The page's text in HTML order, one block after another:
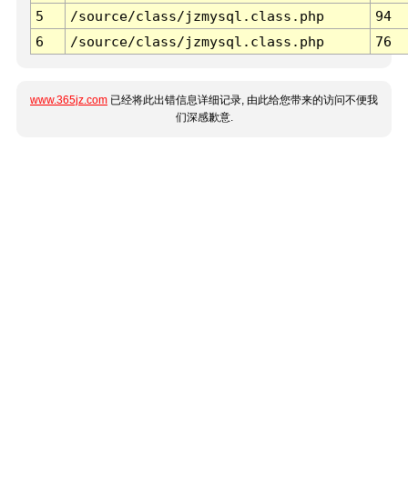
5
/source/class/jzmysql.class.php
94
6
/source/class/jzmysql.class.php 76
www.365jz.com 已经将此出错信息详细记录, 由此给您带来的访问不便我
们深感歉意.